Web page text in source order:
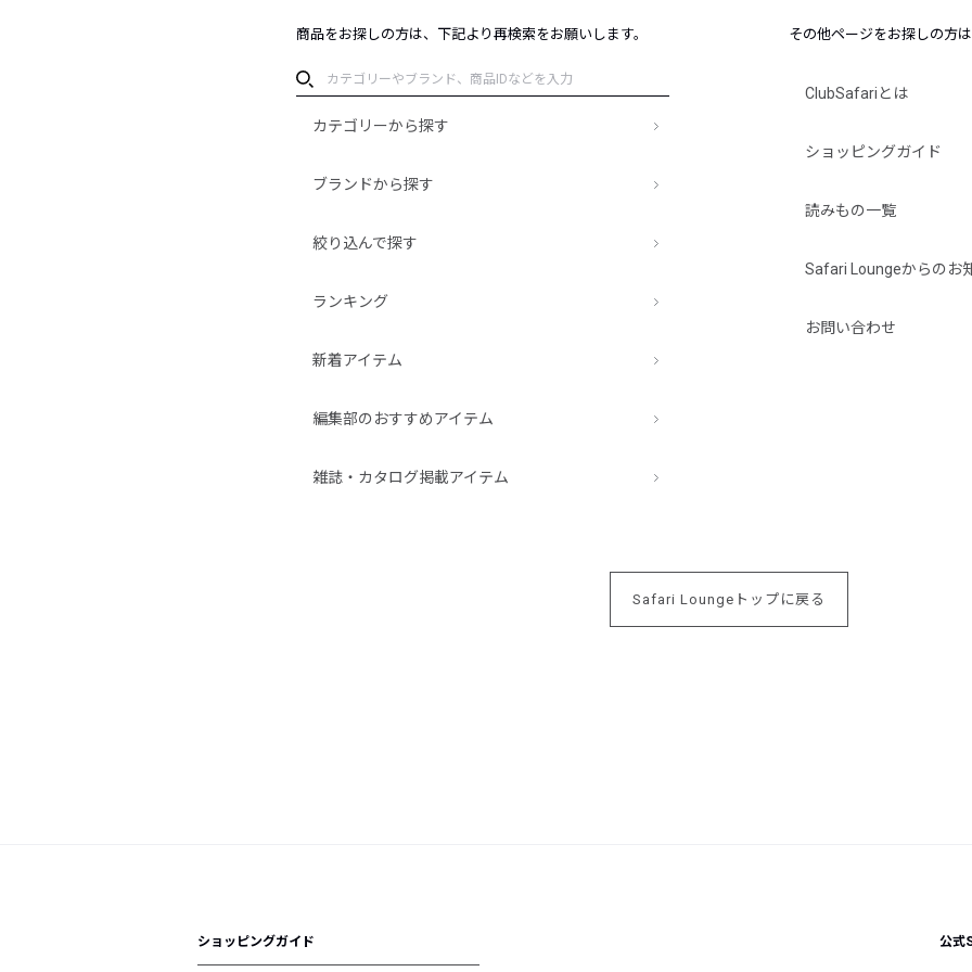
商品をお探しの方は、下記より再検索をお願いします。
カテゴリーから探す
ブランドから探す
絞り込んで探す
ランキング
新着アイテム
編集部のおすすめアイテム
雑誌・カタログ掲載アイテム
その他ページをお探しの方は
ClubSafariとは
ショッピングガイド
読みもの一覧
Safari Loungeからのお
お問い合わせ
Safari Loungeトップに戻る
ショッピングガイド 公式